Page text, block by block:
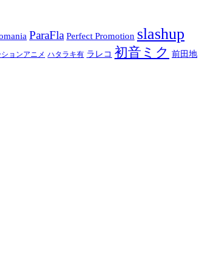
ParaFla Perfect Promotion slashup
ョンアニメ ハタラキ有 ラレコ 初音ミク 前田地